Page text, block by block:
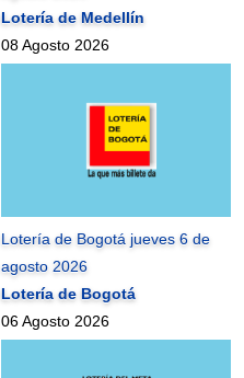
Lotería de Medellín
08 Agosto 2026
Lotería de Bogotá jueves 6 de
agosto 2026
Lotería de Bogotá
06 Agosto 2026